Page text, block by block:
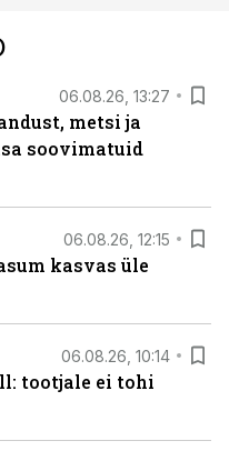
06.08.26, 13:27
metsi ja
soovimatuid
06.08.26, 12:15
kasvas üle
06.08.26, 10:14
tootjale ei tohi